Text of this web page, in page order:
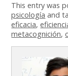
This entry was
psicología and
eficacia,
metacognición,